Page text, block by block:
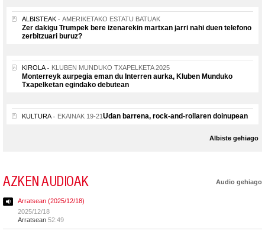
ALBISTEAK AMERIKETAKO ESTATU BATUAK
Zer dakigu Trumpek bere izenarekin martxan jarri nahi duen telefono
zerbitzuari buruz?
KIROLA KLUBEN MUNDUKO TXAPELKETA 2025
Monterreyk aurpegia eman du Interren aurka, Kluben Munduko
Txapelketan egindako debutean
KULTURA EKAINAK 19-21Udan barrena, rock-and-rollaren doinupean
Albiste gehiago
AZKEN AUDIOAK Audio gehiago
Arratsean (2025/12/18)
2025/12/18
Arratsean 52:49